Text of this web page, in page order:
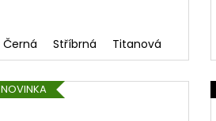
Černá Stříbrná Titanová
NOVINKA